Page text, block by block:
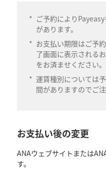
* ご予約により
があります。
* お支払い期限はご予
了画面に表示される
をお済ませください。
* 運賃種別については
間がありますのでご注
お支払い後の変更
ANAウェブサイトまたは
す。